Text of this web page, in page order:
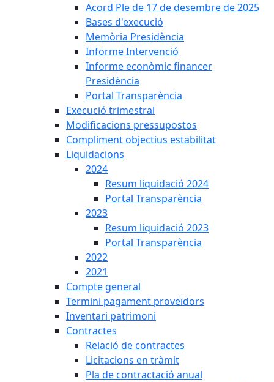
Acord Ple de 17 de desembre de 2025
Bases d'execució
Memòria Presidència
Informe Intervenció
Informe econòmic financer
Presidència
Portal Transparència
Execució trimestral
Modificacions pressupostos
Compliment objectius estabilitat
Liquidacions
2024
Resum liquidació 2024
Portal Transparència
2023
Resum liquidació 2023
Portal Transparència
2022
2021
Compte general
Termini pagament proveïdors
Inventari patrimoni
Contractes
Relació de contractes
Licitacions en tràmit
Pla de contractació anual